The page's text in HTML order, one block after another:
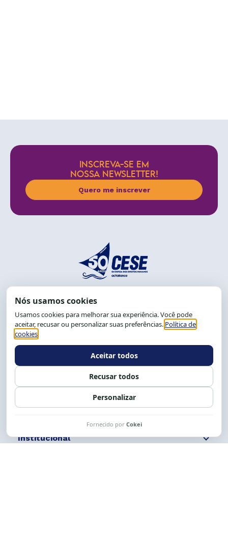
INSCREVA-SE EM
NOSSA NEWSLETTER!
Quero me inscrever
End.: R. da Graça, 150. Graça
CEP: 40.150-055
Salvador-BA, Brasil.
Tel.: (71) 2104-5457, Cel.: (71) 9 9239-2104 ou 2105
Expediente: 8h às 12h e 13 às 17h.
Siga nossas redes Fale conosco
Institucional